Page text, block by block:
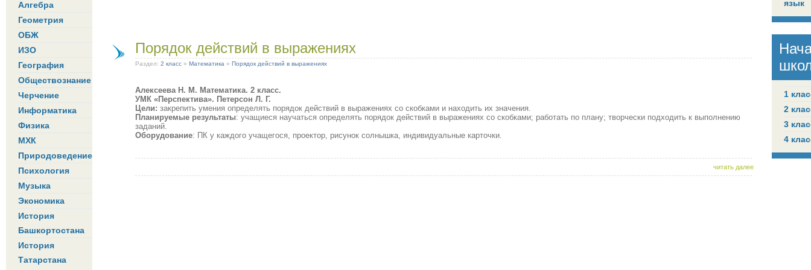
Алгебра
Геометрия
ОБЖ
ИЗО
География
Обществознание
Черчение
Информатика
Физика
МХК
Природоведение
Психология
Музыка
Экономика
История
Башкортостана
История
Татарстана
Порядок действий в выражениях
Раздел: 2 класс » Математика » Порядок действий в выражениях
Алексеева Н. М. Математика. 2 класс.
УМК «Перспектива». Петерсон Л. Г.
Цели: закрепить умения определять порядок действий в выражениях со скобками и находить их значения.
Планируемые результаты: учащиеся научаться определять порядок действий в выражениях со скобками; работать по плану; творчески подходить к выполнению
заданий.
Оборудование: ПК у каждого учащегося, проектор, рисунок солнышка, индивидуальные карточки.
читать далее
язык
1
2
3
4